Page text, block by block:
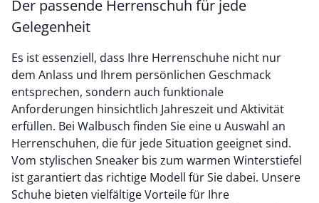
Der passende Herrenschuh für jede
Gelegenheit
Es ist essenziell, dass Ihre Herrenschuhe nicht nur
dem Anlass und Ihrem persönlichen Geschmack
entsprechen, sondern auch funktionale
Anforderungen hinsichtlich Jahreszeit und Aktivität
erfüllen. Bei Walbusch finden Sie eine u Auswahl an
Herrenschuhen, die für jede Situation geeignet sind.
Vom stylischen Sneaker bis zum warmen Winterstiefel
ist garantiert das richtige Modell für Sie dabei. Unsere
Schuhe bieten vielfältige Vorteile für Ihre